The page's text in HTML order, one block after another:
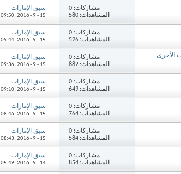
مشاركات: 0
المشاهدات: 580
سبق الإمارات
15 - 9 - 2016,
09:50 AM
مشاركات: 0
المشاهدات: 526
سبق الإمارات
15 - 9 - 2016,
09:44 AM
مشاركات: 0
المشاهدات: 882
سبق الإمارات
15 - 9 - 2016,
09:36 AM
مشاركات: 0
المشاهدات: 649
سبق الإمارات
15 - 9 - 2016,
09:10 AM
مشاركات: 0
المشاهدات: 764
سبق الإمارات
15 - 9 - 2016,
08:46 AM
مشاركات: 0
المشاهدات: 584
سبق الإمارات
15 - 9 - 2016,
08:43 AM
مشاركات: 0
المشاهدات: 854
سبق الإمارات
14 - 9 - 2016,
05:49 PM